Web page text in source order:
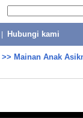
Hubungi kami
>> Mainan Anak